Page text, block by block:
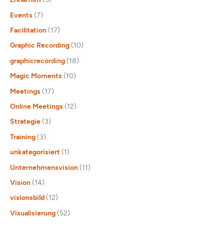
Events (7)
Facilitation (17)
Graphic Recording (10)
graphicrecording (18)
Magic Moments (10)
Meetings (17)
Online Meetings (12)
Strategie (3)
Training (3)
unkategorisiert (1)
Unternehmensvision (11)
Vision (14)
visionsbild (12)
Visualisierung (52)